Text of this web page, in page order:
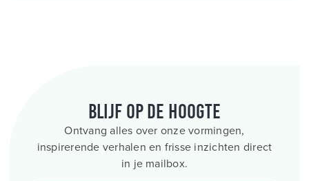
Blijf op de hoogte
Ontvang alles over onze vormingen,
inspirerende verhalen en frisse inzichten direct
in je mailbox.